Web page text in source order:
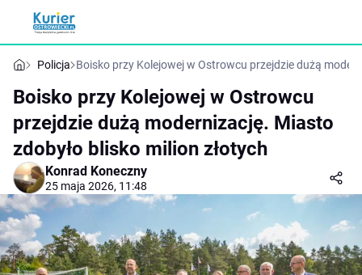
Policja Boisko przy Kolejowej w Ostrowcu przejdzie dużą
Boisko przy Kolejowej w Ostrowcu
przejdzie dużą modernizację. Miasto
zdobyło blisko milion złotych
Konrad Koneczny
25 maja 2026, 11:48